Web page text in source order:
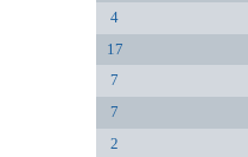
4
17
7
7
2